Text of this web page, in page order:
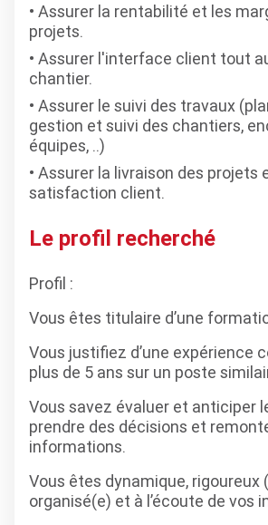
Assurer la rentabilité et les
projets.
Assurer l'interface client tout
chantier.
Assurer le suivi des travaux
gestion et suivi des chantiers,
équipes, ..)
Assurer la livraison des projets
satisfaction client.
Le profil recherché
Profil :
Vous êtes titulaire d’une
Vous justifiez d’une expérience
plus de 5 ans sur un poste
Vous savez évaluer et anticiper
prendre des décisions et
informations.
Vous êtes dynamique, rigoureux
organisé(e) et à l’écoute de vos